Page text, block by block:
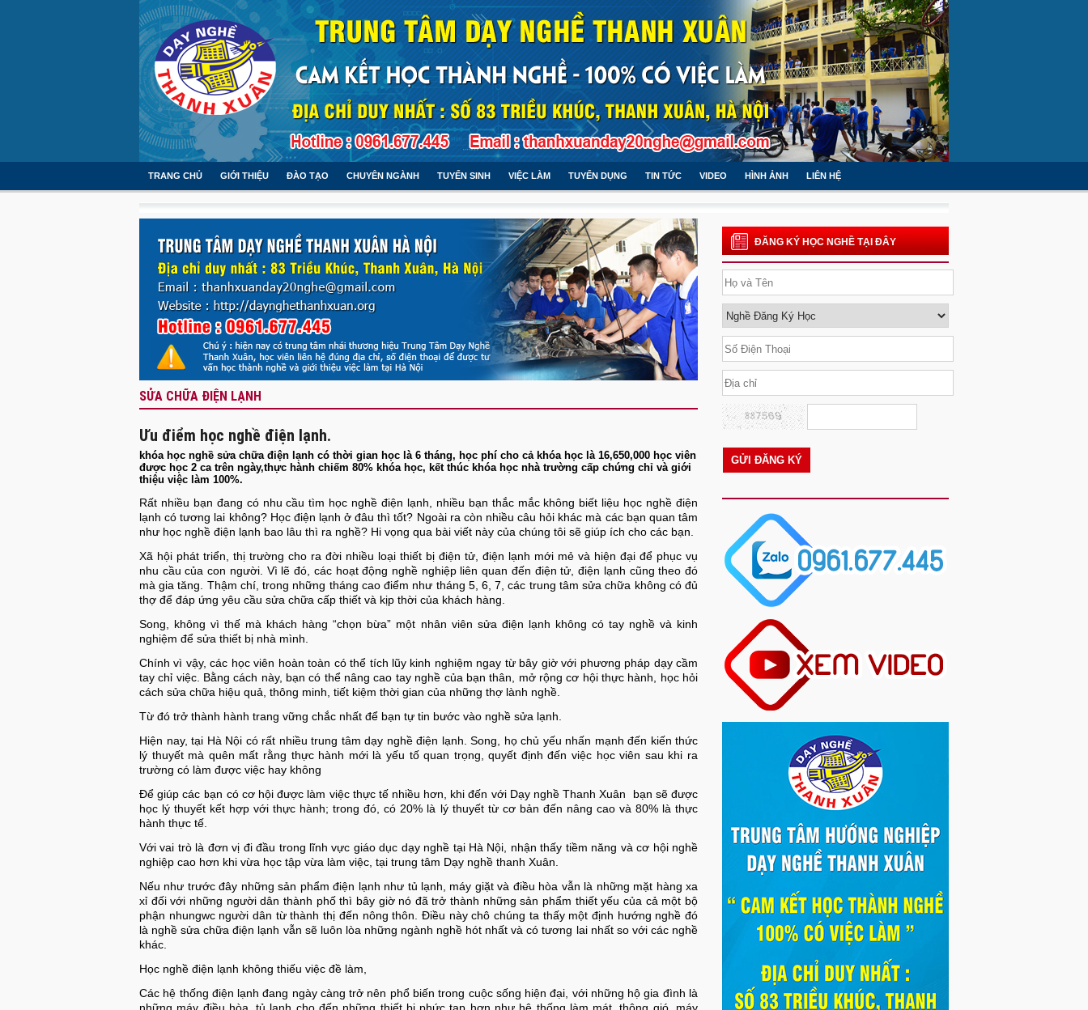
TRANG CHỦ GIỚI THIỆU ĐÀO TẠO CHUYÊN NGÀNH TUYỂN SINH VIỆC LÀM TUYỂN DỤNG TIN TỨC VIDEO HÌNH ẢNH LIÊN HỆ
SỬA CHỮA ĐIỆN LẠNH
Ưu điểm học nghề điện lạnh.
khóa học nghề sửa chữa điện lạnh có thời gian học là 6 tháng, học phí cho cả khóa học là 16,650,000 học viên
được học 2 ca trên ngày,thực hành chiếm 80% khóa học, kết thúc khóa học nhà trường cấp chứng chỉ và giới
thiệu việc làm 100%.
Rất nhiều bạn đang có nhu cầu tìm học nghề điện lạnh, nhiều bạn thắc mắc không biết liệu học nghề điện
lạnh có tương lai không? Học điện lạnh ở đâu thì tốt? Ngoài ra còn nhiều câu hỏi khác mà các bạn quan tâm
như học nghề điện lạnh bao lâu thì ra nghề? Hi vọng qua bài viết này của chúng tôi sẽ giúp ích cho các bạn.
Xã hội phát triển, thị trường cho ra đời nhiều loại thiết bị điện tử, điện lạnh mới mẻ và hiện đại để phục vụ
nhu cầu của con người. Vì lẽ đó, các hoạt động nghề nghiệp liên quan đến điện tử, điện lạnh cũng theo đó
mà gia tăng. Thậm chí, trong những tháng cao điểm như tháng 5, 6, 7, các trung tâm sửa chữa không có đủ
thợ để đáp ứng yêu cầu sửa chữa cấp thiết và kịp thời của khách hàng.
Song, không vì thế mà khách hàng “chọn bừa” một nhân viên sửa điện lạnh không có tay nghề và kinh
nghiệm để sửa thiết bị nhà mình.
Chính vì vậy, các học viên hoàn toàn có thể tích lũy kinh nghiệm ngay từ bây giờ với phương pháp dạy cầm
tay chỉ việc. Bằng cách này, bạn có thể nâng cao tay nghề của bạn thân, mở rộng cơ hội thực hành, học hỏi
cách sửa chữa hiệu quả, thông minh, tiết kiệm thời gian của những thợ lành nghề.
Từ đó trở thành hành trang vững chắc nhất để bạn tự tin bước vào nghề sửa lạnh.
Hiện nay, tại Hà Nội có rất nhiều trung tâm dạy nghề điện lạnh. Song, họ chủ yếu nhấn mạnh đến kiến thức
lý thuyết mà quên mất rằng thực hành mới là yếu tố quan trọng, quyết định đến việc học viên sau khi ra
trường có làm được việc hay không
Để giúp các bạn có cơ hội được làm việc thực tế nhiều hơn, khi đến với Dạy nghề Thanh Xuân bạn sẽ được
học lý thuyết kết hợp với thực hành; trong đó, có 20% là lý thuyết từ cơ bản đến nâng cao và 80% là thực
hành thực tế.
Với vai trò là đơn vị đi đầu trong lĩnh vực giáo dục dạy nghề tại Hà Nội, nhận thấy tiềm năng và cơ hội nghề
nghiệp cao hơn khi vừa học tập vừa làm việc, tại trung tâm Dạy nghề thanh Xuân.
Nếu như trước đây những sản phẩm điện lạnh như tủ lạnh, máy giặt và điều hòa vẫn là những mặt hàng xa
xỉ đối với những người dân thành phố thì bây giờ nó đã trở thành những sản phẩm thiết yếu của cả một bộ
phận nhungwc người dân từ thành thị đến nông thôn. Điều này chô chúng ta thấy một định hướng nghề đó
là nghề sửa chữa điện lạnh vẫn sẽ luôn lòa những ngành nghề hót nhất và có tương lai nhất so với các nghề
khác.
Học nghề điện lạnh không thiếu việc đề làm,
Các hệ thống điện lạnh đang ngày càng trở nên phổ biến trong cuộc sống hiện đại, với những hộ gia đình là
ĐĂNG KÝ HỌC NGHỀ TẠI ĐÂY